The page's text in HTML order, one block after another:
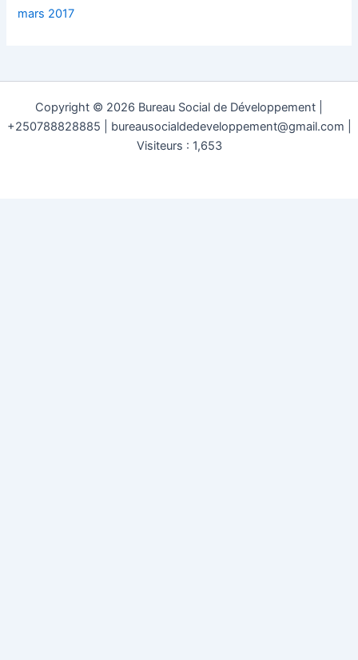
mars 2017
Copyright © 2026 Bureau Social de Développement |
+250788828885 | bureausocialdedeveloppement@gmail.com |
Visiteurs : 1,653